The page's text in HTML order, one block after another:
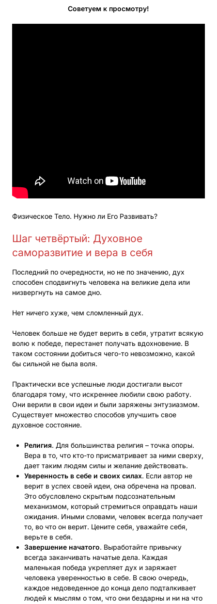
Советуем к просмотру!
Физическое Тело. Нужно ли Его Развивать?
Шаг четвёртый: Духовное
саморазвитие и вера в себя
Последний по очередности, но не по значению, дух
способен сподвигнуть человека на великие дела или
низвергнуть на самое дно.
Нет ничего хуже, чем сломленный дух.
Человек больше не будет верить в себя, утратит всякую
волю к победе, перестанет получать вдохновение. В
таком состоянии добиться чего-то невозможно, какой
бы сильной не была воля.
Практически все успешные люди достигали высот
благодаря тому, что искреннее любили свою работу.
Они верили в свои идеи и были заряжены энтузиазмом.
Существует множество способов улучшить свое
духовное состояние.
Религия. Для большинства религия – точка опоры.
Вера в то, что кто-то присматривает за ними сверху,
дает таким людям силы и желание действовать.
Уверенность в себе и своих силах. Если автор не
верит в успех своей идеи, она обречена на провал.
Это обусловлено скрытым подсознательным
механизмом, который стремиться оправдать наши
ожидания. Иными словами, человек всегда получает
то, во что он верит. Цените себя, уважайте себя,
верьте в себя.
Завершение начатого. Выработайте привычку
всегда заканчивать начатые дела. Каждая
маленькая победа укрепляет дух и заряжает
человека уверенностью в себе. В свою очередь,
каждое недоведенное до конца дело подталкивает
людей к мыслям о том, что они бездарны и ни на что